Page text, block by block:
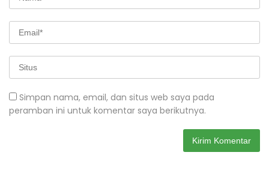
Simpan nama, email, dan situs web saya pada
peramban ini untuk komentar saya berikutnya.